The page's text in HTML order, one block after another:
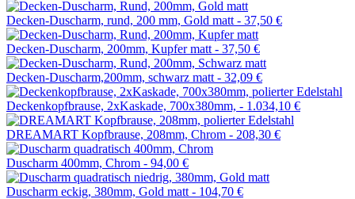
Decken-Duscharm, rund, 200 mm, Gold matt - 37,50 €
Decken-Duscharm, 200mm, Kupfer matt - 37,50 €
Decken-Duscharm,200mm, schwarz matt - 32,09 €
Deckenkopfbrause, 2xKaskade, 700x380mm, - 1.034,10 €
DREAMART Kopfbrause, 208mm, Chrom - 208,30 €
Duscharm 400mm, Chrom - 94,00 €
Duscharm eckig, 380mm, Gold matt - 104,70 €